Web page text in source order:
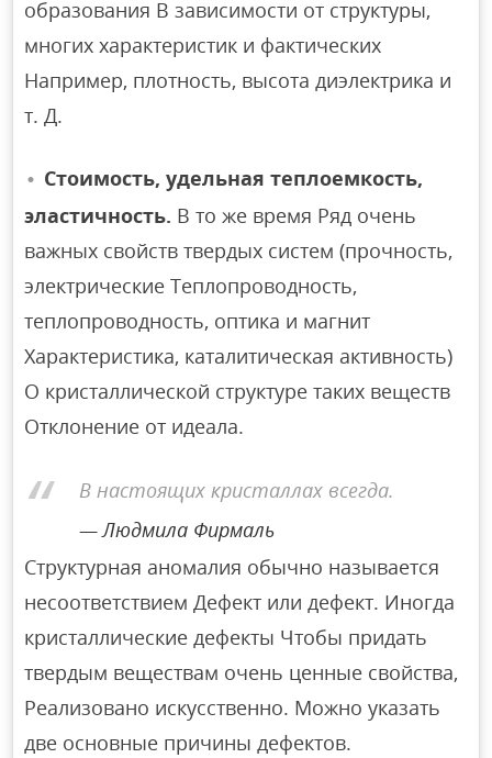
образования В зависимости от структуры,
многих характеристик и фактических
Например, плотность, высота диэлектрика и
т. Д.
Стоимость, удельная теплоемкость,
эластичность. В то же время Ряд очень
важных свойств твердых систем (прочность,
электрические Теплопроводность,
теплопроводность, оптика и магнит
Характеристика, каталитическая активность)
О кристаллической структуре таких веществ
Отклонение от идеала.
В настоящих кристаллах всегда.
Людмила Фирмаль
Структурная аномалия обычно называется
несоответствием Дефект или дефект. Иногда
кристаллические дефекты Чтобы придать
твердым веществам очень ценные свойства,
Реализовано искусственно. Можно указать
две основные причины дефектов.